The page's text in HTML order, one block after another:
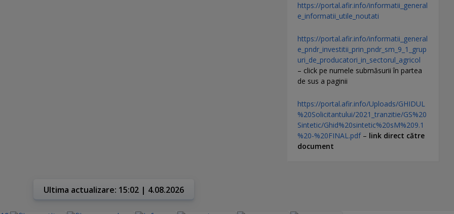
https://portal.afir.info/informatii_general
e_informatii_utile_noutati
https://portal.afir.info/informatii_general
e_pndr_investitii_prin_pndr_sm_9_1_grup
uri_de_producatori_in_sectorul_agricol
– click pe numele submăsurii în partea
de sus a paginii
https://portal.afir.info/Uploads/GHIDUL
%20Solicitantului/2021_tranzitie/GS%20
Sintetic/Ghid%20sintetic%20sM%209.1
%20-%20FINAL.pdf– link direct către
document
Ultima actualizare: 15:02 | 4.08.2026